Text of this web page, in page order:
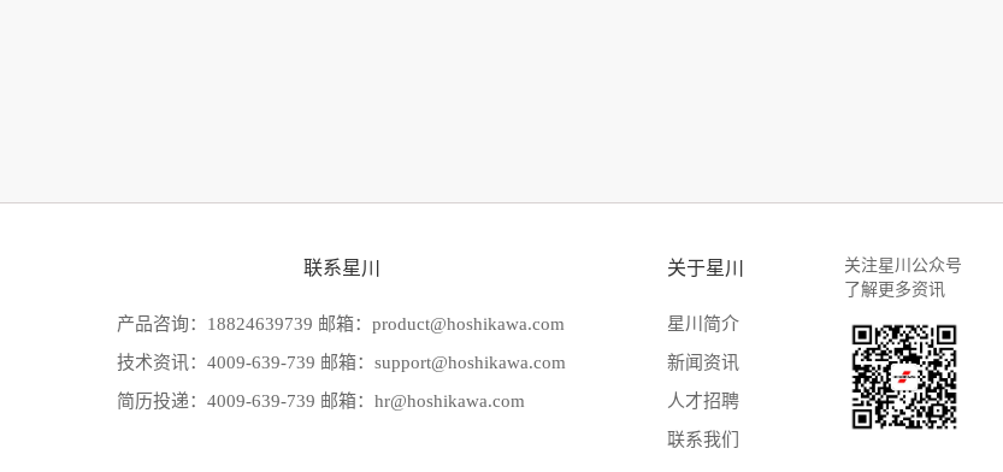
联系星川
产品咨询：18824639739 邮箱：product@hoshikawa.com
技术资讯：4009-639-739 邮箱：support@hoshikawa.com
简历投递：4009-639-739 邮箱：hr@hoshikawa.com
关于星川
星川简介
新闻资讯
人才招聘
联系我们
关注星川公众号
了解更多资讯